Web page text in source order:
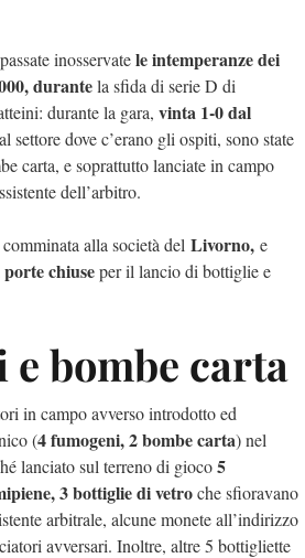
inosservatele intemperanze dei
durantela sfida di serie D di
durante la gara, vinta 1-0 dal
settore dove c’erano gli ospiti, sono state
carta, e soprattutto lanciate in campo
dell’arbitro.
comminata alla società del Livorno, e
chiuseper il lancio di bottiglie e
e bombe carta
in campo avverso introdotto ed
(4 fumogeni, 2 bombe carta) nel
lanciato sul terreno di gioco5
3 bottiglie di vetroche sfioravano
arbitrale, alcune monete all’indirizzo
avversari. Inoltre, altre 5 bottigliette